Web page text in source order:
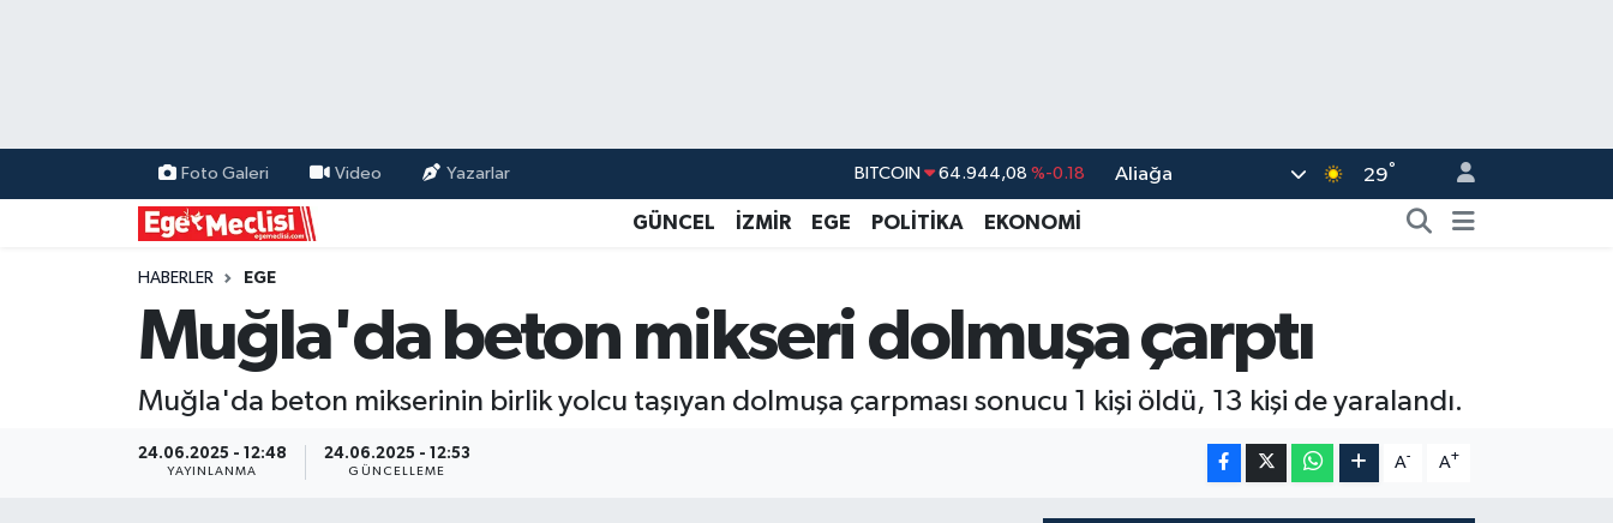
Foto Galeri Video Yazarlar DOLAR 47,7436 %0.18
EURO 55,2510 %0.32
GRAM ALTIN
BİST100 13.779 %-14
%-0.18
Aliağa 29°
GÜNCEL İZMİR EGE POLİTİKA EKONOMİ
HABERLER EGE
Muğla'da beton mikseri dolmuşa çarptı
Muğla'da beton mikserinin birlik yolcu taşıyan dolmuşa çarpması sonucu 1 kişi öldü, 13 kişi de yaralandı.
24.06.2025 - 12:48
YAYINLANMA
24.06.2025 - 12:53
GÜNCELLEME
A- A+
EKONOMİ
GÜNCEL
ÖZEL HABER
POLİTİKA
Programlar